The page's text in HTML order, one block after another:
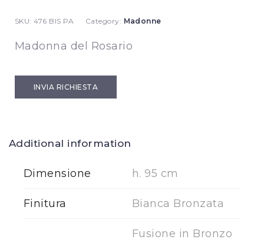
SKU:476 BIS PA Category: Madonne
Madonna del Rosario
INVIA RICHIESTA
Additional information
Dimensione h. 95 cm
Finitura Bianca Bronzata
Fusione in Bronzo